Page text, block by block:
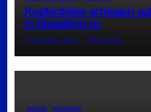
Kupferdiebe schlagen
in Straubing zu
6. AUGUST 2026 RED_RA24
BAYERN STRAUBING